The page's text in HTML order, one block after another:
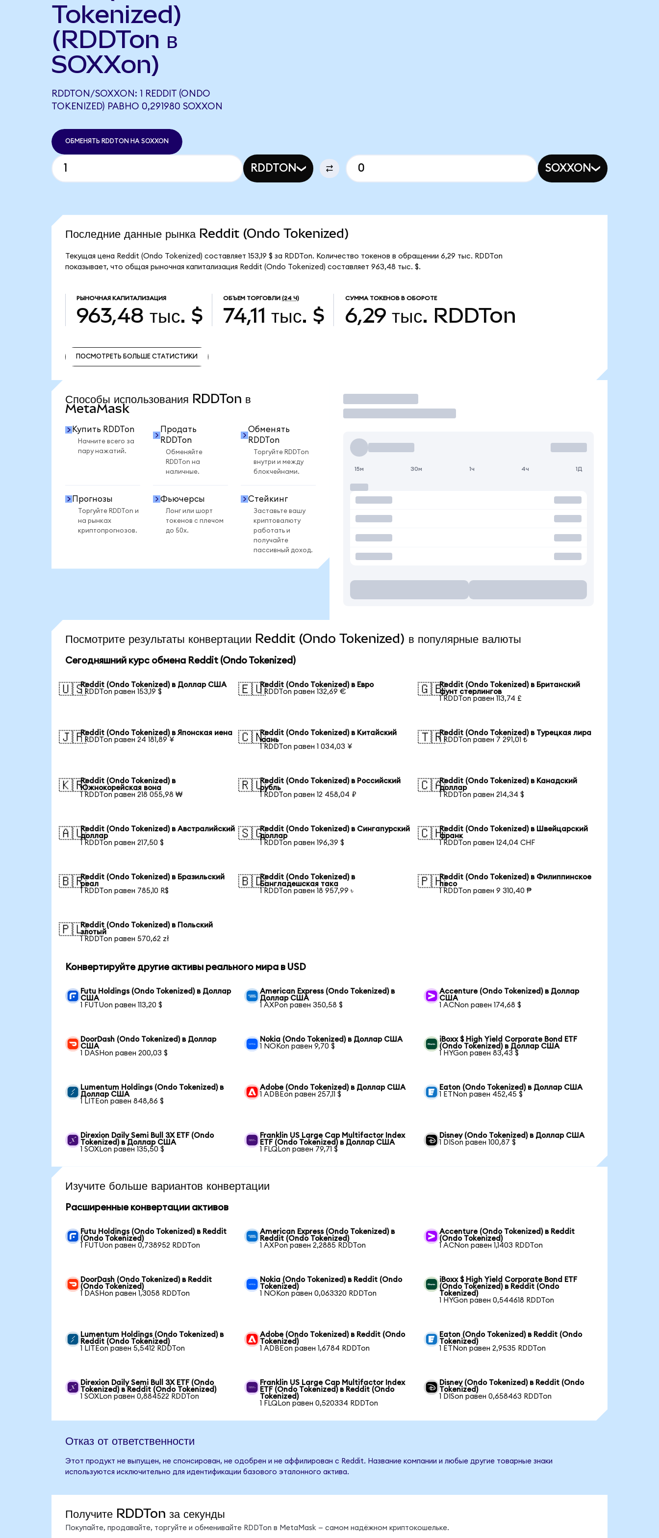
Tokenized)
(RDDTon в
SOXXon)
RDDTON/SOXXON: 1 REDDIT (ONDO
TOKENIZED) РАВНО 0,291980 SOXXON
ОБМЕНЯТЬ RDDTON НА SOXXON
RDDTON SOXXON
Последние данные рынка Reddit (Ondo Tokenized)
Текущая цена Reddit (Ondo Tokenized) составляет 153,19 $ за RDDTon. Количество токенов в обращении 6,29 тыс. RDDTon
показывает, что общая рыночная капитализация Reddit (Ondo Tokenized) составляет 963,48 тыс. $.
РЫНОЧНАЯ КАПИТАЛИЗАЦИЯ
963,48 тыс. $
ОБЪЕМ ТОРГОВЛИ (24 Ч)
74,11 тыс. $
СУММА ТОКЕНОВ В ОБОРОТЕ
6,29 тыс. RDDTon
ПОСМОТРЕТЬ БОЛЬШЕ СТАТИСТИКИ
Способы использования RDDTon в
MetaMask
Купить RDDTon
Начните всего за
пару нажатий.
Продать
RDDTon
Обменяйте
RDDTon на
наличные.
Обменять
RDDTon
Торгуйте RDDTon
внутри и между
блокчейнами.
Прогнозы
Торгуйте RDDTon и
на рынках
криптопрогнозов.
Фьючерсы
Лонг или шорт
токенов с плечом
до 50x.
Стейкинг
Заставьте вашу
криптовалюту
работать и
получайте
пассивный доход.
Торговать
15м 30м 1ч 4ч 1Д
Посмотрите результаты конвертации Reddit (Ondo Tokenized) в популярные валюты
Сегодняшний курс обмена Reddit (Ondo Tokenized)
🇺🇸Reddit (Ondo Tokenized) в Доллар США
1 RDDTon равен 153,19 $
🇪🇺Reddit (Ondo Tokenized) в Евро
1 RDDTon равен 132,69 €
🇬🇧Reddit (Ondo Tokenized) в Британский
фунт стерлингов
1 RDDTon равен 113,74 £
🇯🇵Reddit (Ondo Tokenized) в Японская иена
1 RDDTon равен 24 181,89 ¥
🇨🇳Reddit (Ondo Tokenized) в Китайский
юань
1 RDDTon равен 1 034,03 ¥
🇹🇷Reddit (Ondo Tokenized) в Турецкая лира
1 RDDTon равен 7 291,01 ₺
🇰🇷Reddit (Ondo Tokenized) в
Южнокорейская вона
1 RDDTon равен 218 055,98 ₩
🇷🇺Reddit (Ondo Tokenized) в Российский
рубль
1 RDDTon равен 12 458,04 ₽
🇨🇦Reddit (Ondo Tokenized) в Канадский
доллар
1 RDDTon равен 214,34 $
🇦🇺Reddit (Ondo Tokenized) в Австралийский
доллар
1 RDDTon равен 217,50 $
🇸🇬Reddit (Ondo Tokenized) в Сингапурский
доллар
1 RDDTon равен 196,39 $
🇨🇭Reddit (Ondo Tokenized) в Швейцарский
франк
1 RDDTon равен 124,04 CHF
🇧🇷Reddit (Ondo Tokenized) в Бразильский
реал
1 RDDTon равен 785,10 R$
🇧🇩Reddit (Ondo Tokenized) в
Бангладешская така
1 RDDTon равен 18 957,99 ৳
🇵🇭Reddit (Ondo Tokenized) в Филиппинское
песо
1 RDDTon равен 9 310,40 ₱
🇵🇱Reddit (Ondo Tokenized) в Польский
злотый
1 RDDTon равен 570,62 zł
Конвертируйте другие активы реального мира в USD
Futu Holdings (Ondo Tokenized) в Доллар
США
1 FUTUon равен 113,20 $
American Express (Ondo Tokenized) в
Доллар США
1 AXPon равен 350,58 $
Accenture (Ondo Tokenized) в Доллар
США
1 ACNon равен 174,68 $
DoorDash (Ondo Tokenized) в Доллар
США
1 DASHon равен 200,03 $
Nokia (Ondo Tokenized) в Доллар США
1 NOKon равен 9,70 $
iBoxx $ High Yield Corporate Bond ETF
(Ondo Tokenized) в Доллар США
1 HYGon равен 83,43 $
Lumentum Holdings (Ondo Tokenized) в
Доллар США
1 LITEon равен 848,86 $
Adobe (Ondo Tokenized) в Доллар США
1 ADBEon равен 257,11 $
Eaton (Ondo Tokenized) в Доллар США
1 ETNon равен 452,45 $
Direxion Daily Semi Bull 3X ETF (Ondo
Tokenized) в Доллар США
1 SOXLon равен 135,50 $
Franklin US Large Cap Multifactor Index
ETF (Ondo Tokenized) в Доллар США
1 FLQLon равен 79,71 $
Disney (Ondo Tokenized) в Доллар США
1 DISon равен 100,87 $
Изучите больше вариантов конвертации
Расширенные конвертации активов
Futu Holdings (Ondo Tokenized) в Reddit
(Ondo Tokenized)
1 FUTUon равен 0,738952 RDDTon
American Express (Ondo Tokenized) в
Reddit (Ondo Tokenized)
1 AXPon равен 2,2885 RDDTon
Accenture (Ondo Tokenized) в Reddit
(Ondo Tokenized)
1 ACNon равен 1,1403 RDDTon
DoorDash (Ondo Tokenized) в Reddit
(Ondo Tokenized)
1 DASHon равен 1,3058 RDDTon
Nokia (Ondo Tokenized) в Reddit (Ondo
Tokenized)
1 NOKon равен 0,063320 RDDTon
iBoxx $ High Yield Corporate Bond ETF
(Ondo Tokenized) в Reddit (Ondo
Tokenized)
1 HYGon равен 0,544618 RDDTon
Lumentum Holdings (Ondo Tokenized) в
Reddit (Ondo Tokenized)
1 LITEon равен 5,5412 RDDTon
Adobe (Ondo Tokenized) в Reddit (Ondo
Tokenized)
1 ADBEon равен 1,6784 RDDTon
Eaton (Ondo Tokenized) в Reddit (Ondo
Tokenized)
1 ETNon равен 2,9535 RDDTon
Direxion Daily Semi Bull 3X ETF (Ondo
Tokenized) в Reddit (Ondo Tokenized)
1 SOXLon равен 0,884522 RDDTon
Franklin US Large Cap Multifactor Index
ETF (Ondo Tokenized) в Reddit (Ondo
Tokenized)
1 FLQLon равен 0,520334 RDDTon
Disney (Ondo Tokenized) в Reddit (Ondo
Tokenized)
1 DISon равен 0,658463 RDDTon
Отказ от ответственности
Этот продукт не выпущен, не спонсирован, не одобрен и не аффилирован с Reddit. Название компании и любые другие товарные знаки
используются исключительно для идентификации базового эталонного актива.
Получите RDDTon за секунды
Покупайте, продавайте, торгуйте и обменивайте RDDTon в MetaMask — самом надёжном криптокошельке.